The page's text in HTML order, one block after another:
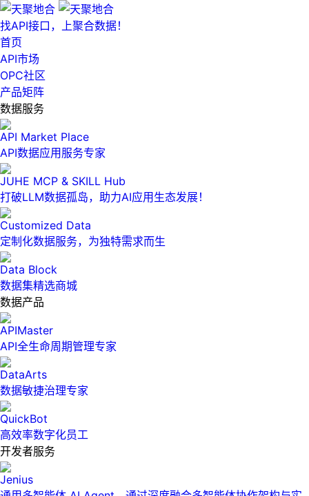
找API接口，上聚合数据！
首页
API市场
OPC社区
产品矩阵
数据服务
API Market Place
API数据应用服务专家
JUHE MCP & SKILL Hub
打破LLM数据孤岛，助力AI应用生态发展！
Customized Data
定制化数据服务，为独特需求而生
Data Block
数据集精选商城
数据产品
APIMaster
API全生命周期管理专家
DataArts
数据敏捷治理专家
QuickBot
高效率数字化员工
开发者服务
Jenius